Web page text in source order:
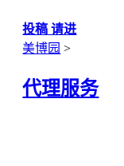
投稿 请进
美博园 >
代理服务